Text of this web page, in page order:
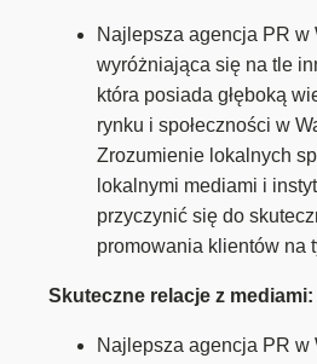
Najlepsza agencja PR w
wyróżniająca się na tle
która posiada głęboką
rynku i społeczności w
Zrozumienie lokalnych
lokalnymi mediami i
przyczynić się do
promowania klientów na
Skuteczne relacje z mediami:
Najlepsza agencja PR w